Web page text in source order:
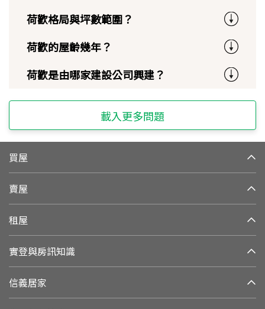
荷歡格局與坪數範圍？
荷歡的屋齡幾年？
荷歡是由哪家建設公司興建？
載入更多問題
買屋
賣屋
租屋
實登與房訊知識
信義居家